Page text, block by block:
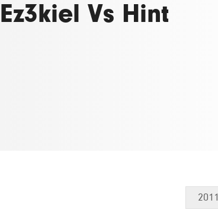
Ez3kiel Vs Hint
2011